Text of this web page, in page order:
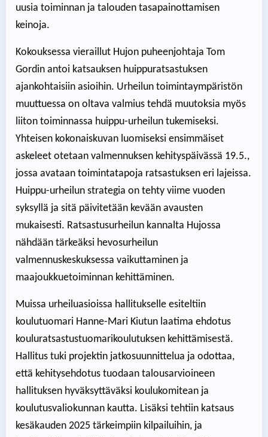
uusia toiminnan ja talouden tasapainottamisen
keinoja.
Kokouksessa vieraillut Hujon puheenjohtaja Tom
Gordin antoi katsauksen huippuratsastuksen
ajankohtaisiin asioihin. Urheilun toimintaympäristön
muuttuessa on oltava valmius tehdä muutoksia myös
liiton toiminnassa huippu-urheilun tukemiseksi.
Yhteisen kokonaiskuvan luomiseksi ensimmäiset
askeleet otetaan valmennuksen kehityspäivässä 19.5.,
jossa avataan toimintatapoja ratsastuksen eri lajeissa.
Huippu-urheilun strategia on tehty viime vuoden
syksyllä ja sitä päivitetään kevään avausten
mukaisesti. Ratsastusurheilun kannalta Hujossa
nähdään tärkeäksi hevosurheilun
valmennuskeskuksessa vaikuttaminen ja
maajoukkuetoiminnan kehittäminen.
Muissa urheiluasioissa hallitukselle esiteltiin
koulutuomari Hanne-Mari Kiutun laatima ehdotus
kouluratsastustuomarikoulutuksen kehittämisestä.
Hallitus tuki projektin jatkosuunnittelua ja odottaa,
että kehitysehdotus tuodaan talousarvioineen
hallituksen hyväksyttäväksi koulukomitean ja
koulutusvaliokunnan kautta. Lisäksi tehtiin katsaus
kesäkauden 2025 tärkeimpiin kilpailuihin, ja